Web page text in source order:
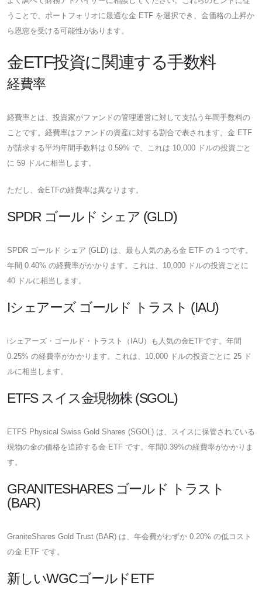
うことで、ポートフォリオに最適な金 ETF を選択でき、金価格の上昇か
ら恩恵を受ける可能性があります。
金ETF投資に関連する手数料
経費率
経費率とは、投資家がファンドの管理運営に対して支払う年間手数料の
ことです。経費率はファンドの資産に対する割合で表されます。金 ETF
が請求する平均年間手数料は 0.59% で、これは 10,000 ドルの投資ごと
に 59 ドルに相当します。
ただし、金ETFの経費率は異なります。
SPDR ゴールド シェア (GLD)
SPDR ゴールド シェア (GLD) は、最も人気のある金 ETF の 1 つです。
年間 0.40% の経費率がかかります。これは、10,000 ドルの投資ごとに
40 ドルに相当します。
Iシェアーズ ゴールド トラスト (IAU)
iシェアーズ・ゴールド・トラスト（IAU）も人気の金ETFです。年間
0.25% の経費率がかかります。これは、10,000 ドルの投資ごとに 25 ド
ルに相当します。
ETFS スイス金現物株 (SGOL)
ETFS Physical Swiss Gold Shares (SGOL) は、スイスに保管されている
現物の金の価格を追跡する金 ETF です。年間0.39%の経費率がかかりま
す。
GRANITESHARES ゴールド トラスト
(BAR)
GraniteShares Gold Trust (BAR) は、年会費がわずか 0.20% の低コスト
の金 ETF です。
新しいWGCゴールドETF